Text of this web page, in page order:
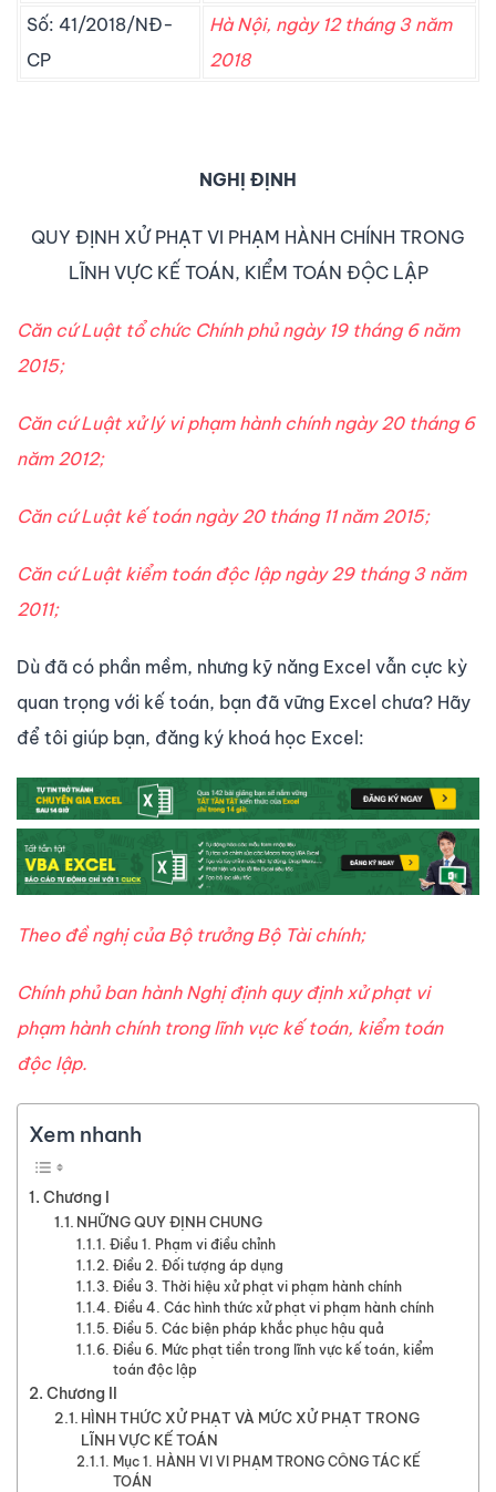
Số: 41/2018/NĐ-
CP
Hà Nội, ngày 12tháng 3năm
2018
NGHỊ ĐỊNH
QUY ĐỊNH XỬ PHẠT VI PHẠM HÀNH CHÍNH TRONG
LĨNH VỰC KẾ TOÁN, KIỂM TOÁN ĐỘC LẬP
Căn cứ Luật tổ chức Chính phủ ngày 19 tháng 6 năm
2015;
Căn cứ Luật xử lý vi phạm hành chính ngày 20 tháng 6
năm 2012;
Căn cứ Luật kếtoán ngày 20 tháng 11 năm 2015;
Căn cứ Luật kiểm toán độc lập ngày 29 tháng 3 năm
2011;
Dù đã có phần mềm, nhưng kỹ năng Excel vẫn cực kỳ
quan trọng với kế toán, bạn đã vững Excel chưa? Hãy
để tôi giúp bạn, đăng ký khoá học Excel:
Theo đề nghị của Bộ trưởng Bộ Tài chính;
Chính phủ ban hành Nghị định quy định xử phạt vi
phạm hành chính trong lĩnh vực kế toán, kiểm toán
độc lập.
Xem nhanh
Chương I
NHỮNG QUY ĐỊNH CHUNG
Điều 1. Phạm vi điều chỉnh
Điều 2. Đối tượng áp dụng
Điều 3. Thời hiệu xử phạt vi phạm hành chính
Điều 4. Các hình thức xử phạt vi phạm hành chính
Điều 5. Các biện pháp khắc phục hậu quả
Điều 6. Mức phạt tiền trong lĩnh vực kế toán, kiểm
toán độc lập
Chương II
HÌNH THỨC XỬ PHẠT VÀ MỨC XỬ PHẠT TRONG
LĨNH VỰC KẾ TOÁN
Mục 1. HÀNH VI VI PHẠM TRONG CÔNG TÁC KẾ
TOÁN